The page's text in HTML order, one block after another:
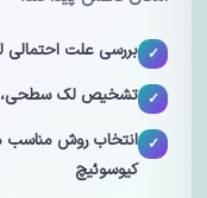
بررسی علت احتمالی
تشخیص لک سطحی،
انتخاب روش مناسب
کیوسوئیچ